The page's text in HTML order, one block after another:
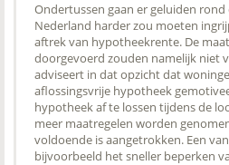
Ondertussen gaan er geluiden
Nederland harder zou moeten
aftrek van hypotheekrente. De
doorgevoerd zouden namelijk niet
adviseert in dat opzicht dat
aflossingsvrije hypotheek
hypotheek af te lossen tijdens de
meer maatregelen worden
voldoende is aangetrokken. Een
bijvoorbeeld het sneller beperken